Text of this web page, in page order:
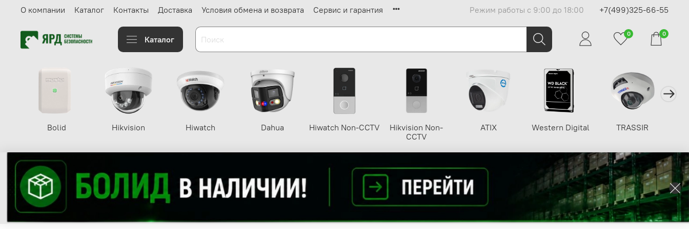
О компании Каталог Контакты Доставка Условия обмена и возврата Сервис и гарантия Режим работы с 9:00 до 18:00 +7(499)325-66-55
Каталог
0 0
Bolid Hikvision Hiwatch Dahua Hiwatch Non-CCTV
Hikvision Non-
CCTV
ATIX Western Digital TRASSIR